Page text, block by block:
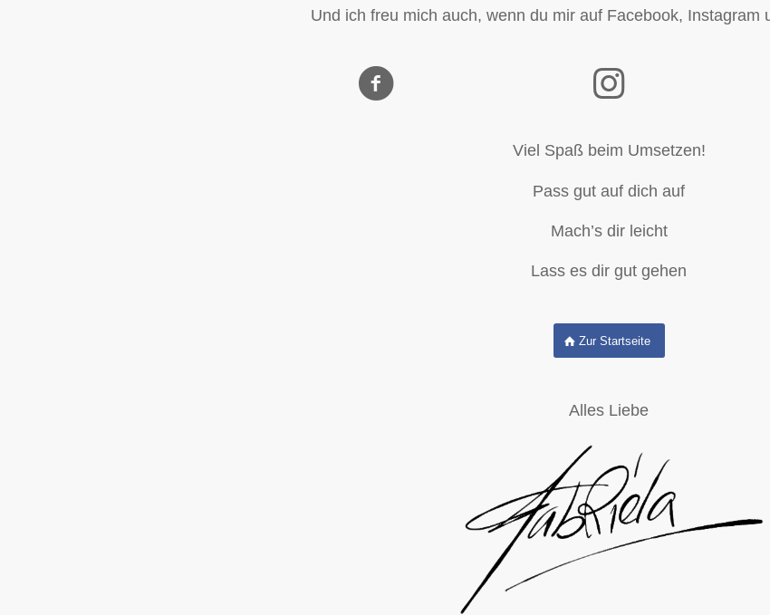
Und ich freu mich auch, wenn du mir auf Facebook, Instagram
Viel Spaß beim Umsetzen!
Pass gut auf dich auf
Mach’s dir leicht
Lass es dir gut gehen
Zur Startseite
Alles Liebe